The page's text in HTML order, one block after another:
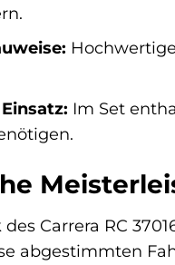
Im Set
des Carrera RC
abgestimmten